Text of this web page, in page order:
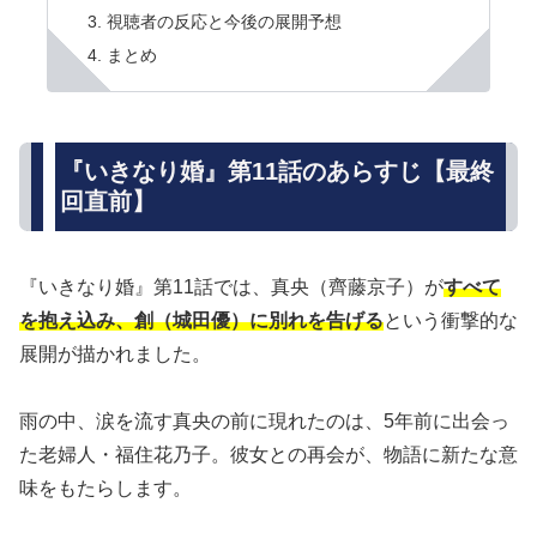
視聴者の反応と今後の展開予想
まとめ
『いきなり婚』第11話のあらすじ【最終
回直前】
『いきなり婚』第11話では、真央（齊藤京子）がすべて
を抱え込み、創（城田優）に別れを告げるという衝撃的な
展開が描かれました。
雨の中、涙を流す真央の前に現れたのは、5年前に出会っ
た老婦人・福住花乃子。彼女との再会が、物語に新たな意
味をもたらします。